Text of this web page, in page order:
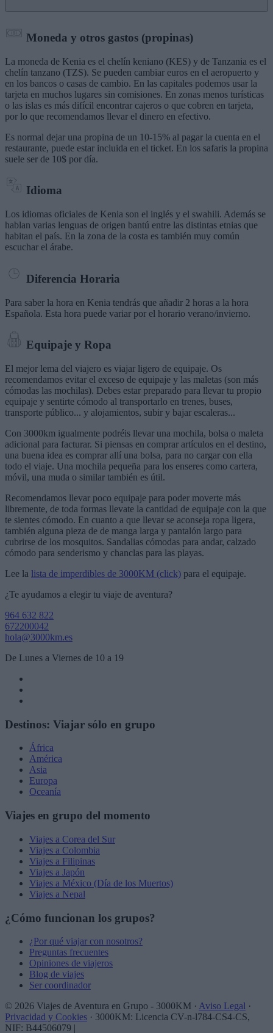
Moneda y otros gastos (propinas)
La moneda de Kenia es el chelín keniano (KES) y de Tanzania es el
chelín tanzano (TZS). Se pueden cambiar euros en el aeropuerto y
en los bancos o casas de cambio. En las capitales podemos usar la
tarjeta en muchos lugares sin comisiones. En zonas menos turísticas
o las islas es más difícil encontrar cajeros o que cobren en tarjeta,
por lo que recomendamos llevar el dinero en efectivo.
Es normal dejar una propina de un 10-15% al pagar la cuenta en el
restaurante, puede estar incluida en el ticket. En los safaris la propina
suele ser de 10$ por día.
Idioma
Los idiomas oficiales de Kenia son el inglés y el swahili. Además se
hablan varias lenguas de origen bantú entre las distintas etnias que
habitan el país. En la zona de la costa es también muy común
escuchar el árabe.
Diferencia Horaria
Para saber la hora en Kenia tendrás que añadir 2 horas a la hora
Española. Esta hora puede variar por el horario verano/invierno.
Equipaje y Ropa
El mejor lema del viajero es viajar ligero de equipaje. Os
recomendamos evitar el exceso de equipaje y las maletas (son más
cómodas las mochilas). Debes estar preparado para llevar tu propio
equipaje y sentirte cómodo al transportarlo en trenes, buses,
transporte público... y alojamientos, subir y bajar escaleras...
Con 3000km igualmente podréis llevar una mochila, bolsa o maleta
adicional para facturar. Si piensas en comprar artículos en el destino,
una buena idea es comprar allí una bolsa, para no cargar con ella
todo el viaje. Una mochila pequeña para los enseres como cartera,
móvil, una muda o similar también es útil.
Recomendamos llevar poco equipaje para poder moverte más
libremente, de toda formas llevate la cantidad de equipaje con la que
te sientes cómodo. En cuanto a que llevar se aconseja ropa ligera,
también alguna pieza de de manga larga y pantalón largo para
cubrirse de los mosquitos. Sandalias cómodas para andar, calzado
cómodo para senderismo y chanclas para las playas.
Lee la lista de imperdibles de 3000KM (click) para el equipaje.
¿Te ayudamos a elegir tu viaje de aventura?
964 632 822
672200042
hola@3000km.es
De Lunes a Viernes de 10 a 19
Destinos: Viajar sólo en grupo
África
América
Asia
Europa
Oceanía
Viajes en grupo del momento
Viajes a Corea del Sur
Viajes a Colombia
Viajes a Filipinas
Viajes a Japón
Viajes a México (Día de los Muertos)
Viajes a Nepal
¿Cómo funcionan los grupos?
¿Por qué viajar con nosotros?
Preguntas frecuentes
Opiniones de viajeros
Blog de viajes
Ser coordinador
© 2026 Viajes de Aventura en Grupo - 3000KM · Aviso Legal ·
Privacidad y Cookies · 3000KM: Licencia CV-n-l784-CS4-CS,
NIF: B44506079 |